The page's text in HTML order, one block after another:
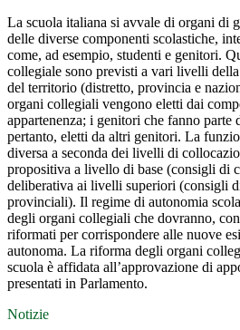
La scuola italiana si avvale di organi di
delle diverse componenti scolastiche,
come, ad esempio, studenti e genitori.
collegiale sono previsti a vari livelli
del territorio (distretto, provincia e
organi collegiali vengono eletti dai
appartenenza; i genitori che fanno
pertanto, eletti da altri genitori. La
diversa a seconda dei livelli di
propositiva a livello di base (consigli di
deliberativa ai livelli superiori (consigli
provinciali). Il regime di autonomia
degli organi collegiali che dovranno,
riformati per corrispondere alle nuove
autonoma. La riforma degli organi
scuola è affidata all’approvazione di
presentati in Parlamento.
Notizie